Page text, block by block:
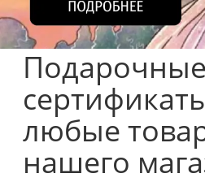
Подарочные
любые
нашего